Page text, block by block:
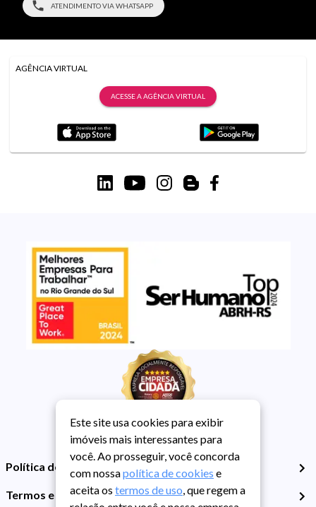
ATENDIMENTO VIA WHATSAPP
AGÊNCIA VIRTUAL
ACESSE A AGÊNCIA VIRTUAL
Política de Privacidade
Termos e Condições de Uso
Este site usa cookies para exibir
imóveis mais interessantes para
você. Ao prosseguir, você concorda
com nossapolítica de cookies e
aceita os termos de uso, que regem a